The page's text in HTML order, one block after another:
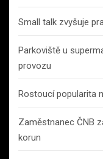
Small talk zvyšuje
Parkoviště u
provozu
Rostoucí popularita
Zaměstnanec ČNB
korun